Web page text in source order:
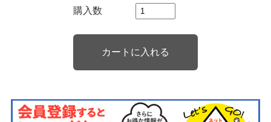
購入数